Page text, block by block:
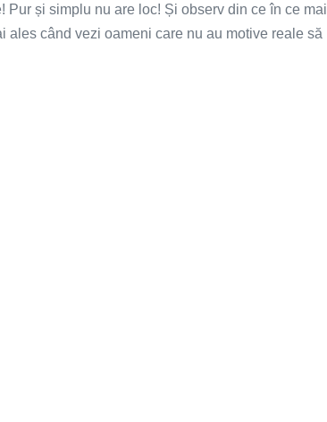
și simplu nu are loc! Și observ din ce în ce mai
ales când vezi oameni care nu au motive reale să